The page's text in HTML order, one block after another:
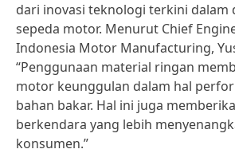
dari inovasi teknologi terkini
sepeda motor. Menurut Chief
Indonesia Motor Manufacturing,
“Penggunaan material ringan
motor keunggulan dalam hal
bahan bakar. Hal ini juga
berkendara yang lebih
konsumen.”